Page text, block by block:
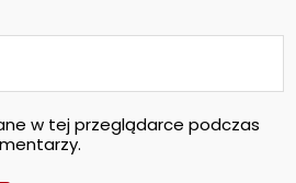
w tej przeglądarce podczas